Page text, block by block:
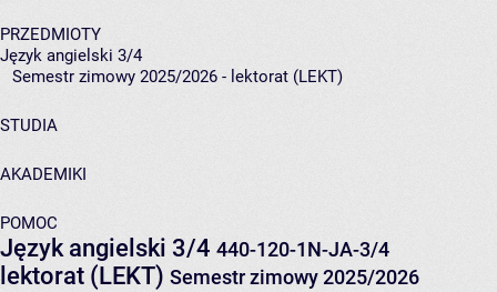
PRZEDMIOTY
Język angielski 3/4
Semestr zimowy 2025/2026 - lektorat (LEKT)
STUDIA
AKADEMIKI
POMOC
Język angielski 3/4 440-120-1N-JA-3/4
lektorat (LEKT) Semestr zimowy 2025/2026